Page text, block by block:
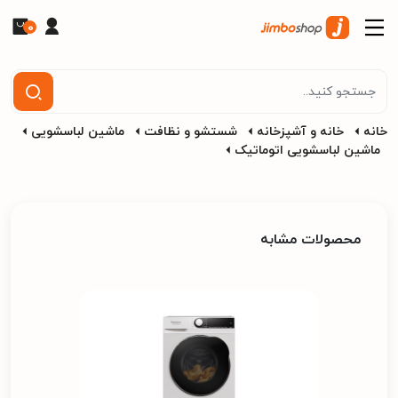
0
خانه خانه و آشپزخانه شستشو و نظافت
ماشین لباسشویی
ماشین لباسشویی اتوماتیک
محصولات مشابه